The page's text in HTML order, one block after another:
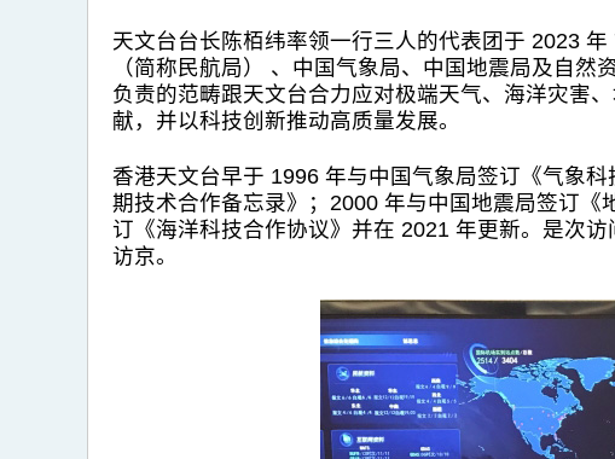
天文台台长陈栢纬率领一行三人的代表团于 2023
（简称民航局） 、中国气象局、中国地震局及自
负责的范畴跟天文台合力应对极端天气、海洋灾害
献，并以科技创新推动高质量发展。
香港天文台早于 1996 年与中国气象局签订《气象
期技术合作备忘录》；2000 年与中国地震局签订
订《海洋科技合作协议》并在 2021 年更新。是次
访京。